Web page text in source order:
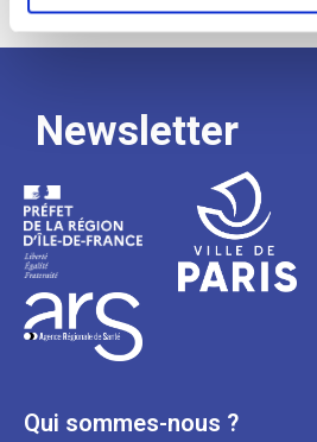
Newsletter
Qui sommes-nous ?